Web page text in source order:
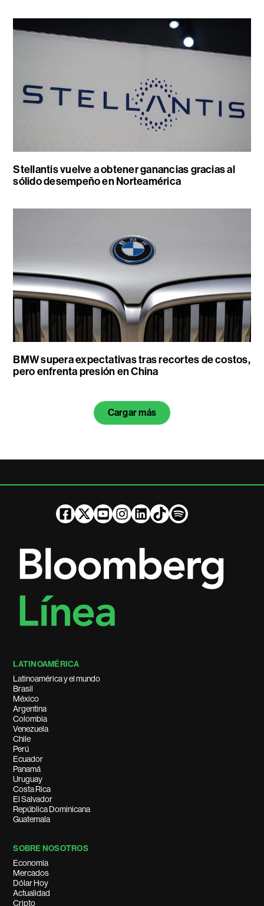
Stellantis vuelve a obtener ganancias gracias al
sólido desempeño en Norteamérica
BMW supera expectativas tras recortes de costos,
pero enfrenta presión en China
Cargar más
LATINOAMÉRICA
Latinoamérica y el mundo
Brasil
México
Argentina
Colombia
Venezuela
Chile
Perú
Ecuador
Panamá
Uruguay
Costa Rica
El Salvador
República Dominicana
Guatemala
SOBRE NOSOTROS
Economía
Mercados
Dólar Hoy
Actualidad
Cripto